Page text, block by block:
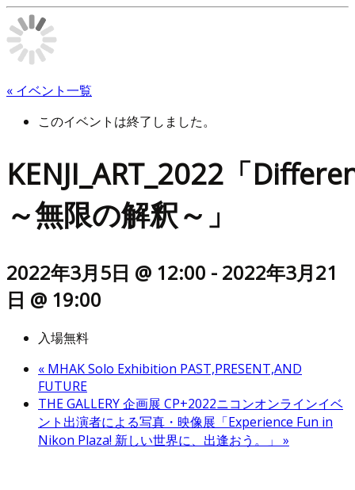
« イベント一覧
このイベントは終了しました。
KENJI_ART_2022「
～無限の解釈～」
2022年3月5日 @ 12:00 - 2022年3月21
日 @ 19:00
入場無料
« MHAK Solo Exhibition PAST,PRESENT,AND
FUTURE
THE GALLERY 企画展 CP+2022ニコンオンラインイベ
ント出演者による写真・映像展「Experience Fun in
Nikon Plaza! 新しい世界に、出逢おう。」 »